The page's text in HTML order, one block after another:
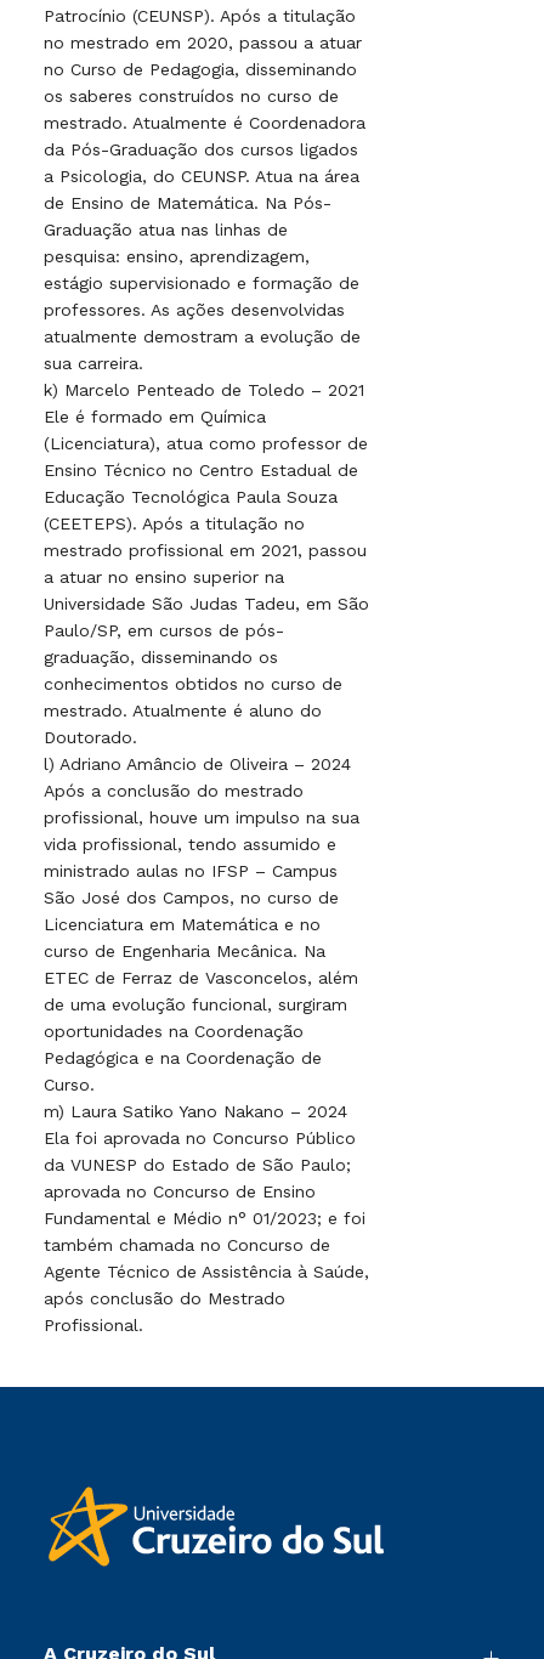
Patrocínio (CEUNSP). Após a titulação
no mestrado em 2020, passou a atuar
no Curso de Pedagogia, disseminando
os saberes construídos no curso de
mestrado. Atualmente é Coordenadora
da Pós-Graduação dos cursos ligados
a Psicologia, do CEUNSP. Atua na área
de Ensino de Matemática. Na Pós-
Graduação atua nas linhas de
pesquisa: ensino, aprendizagem,
estágio supervisionado e formação de
professores. As ações desenvolvidas
atualmente demostram a evolução de
sua carreira.
k) Marcelo Penteado de Toledo – 2021
Ele é formado em Química
(Licenciatura), atua como professor de
Ensino Técnico no Centro Estadual de
Educação Tecnológica Paula Souza
(CEETEPS). Após a titulação no
mestrado profissional em 2021, passou
a atuar no ensino superior na
Universidade São Judas Tadeu, em São
Paulo/SP, em cursos de pós-
graduação, disseminando os
conhecimentos obtidos no curso de
mestrado. Atualmente é aluno do
Doutorado.
l) Adriano Amâncio de Oliveira – 2024
Após a conclusão do mestrado
profissional, houve um impulso na sua
vida profissional, tendo assumido e
ministrado aulas no IFSP – Campus
São José dos Campos, no curso de
Licenciatura em Matemática e no
curso de Engenharia Mecânica. Na
ETEC de Ferraz de Vasconcelos, além
de uma evolução funcional, surgiram
oportunidades na Coordenação
Pedagógica e na Coordenação de
Curso.
m) Laura Satiko Yano Nakano – 2024
Ela foi aprovada no Concurso Público
da VUNESP do Estado de São Paulo;
aprovada no Concurso de Ensino
Fundamental e Médio n° 01/2023; e foi
também chamada no Concurso de
Agente Técnico de Assistência à Saúde,
após conclusão do Mestrado
Profissional.
A Cruzeiro do Sul